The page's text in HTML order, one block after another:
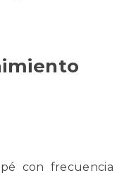
con frecuencia